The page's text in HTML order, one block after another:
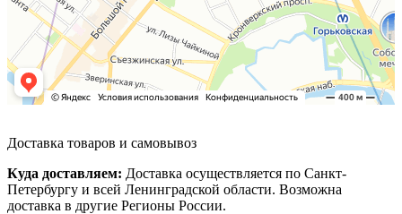
Доставка товаров и самовывоз
Куда доставляем: Доставка осуществляется по Санкт-
Петербургу и всей Ленинградской области. Возможна
доставка в другие Регионы России.